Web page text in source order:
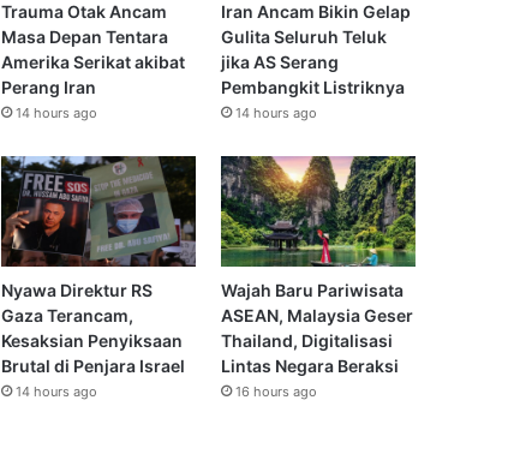
Trauma Otak Ancam
Masa Depan Tentara
Amerika Serikat akibat
Perang Iran
14 hours ago
Iran Ancam Bikin Gelap
Gulita Seluruh Teluk
jika AS Serang
Pembangkit Listriknya
14 hours ago
Nyawa Direktur RS
Gaza Terancam,
Kesaksian Penyiksaan
Brutal di Penjara Israel
14 hours ago
Wajah Baru Pariwisata
ASEAN, Malaysia Geser
Thailand, Digitalisasi
Lintas Negara Beraksi
16 hours ago